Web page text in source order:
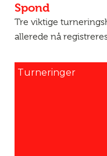
Spond
Tre viktige
allerede nå
Turneringer